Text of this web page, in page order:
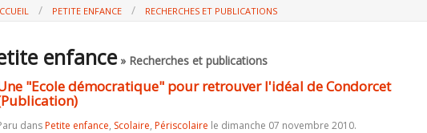
PETITE ENFANCE RECHERCHES ET PUBLICATIONS
enfance» Recherches et publications
"Ecole démocratique" pour retrouver l'idéal de Condorcet
dansPetite enfance, Scolaire, Périscolaire le dimanche 07 novembre 2010.